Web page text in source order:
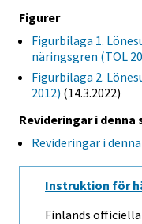
Figurer
Figurbilaga 1.
näringsgren (TOL
Figurbilaga 2.
2012) (14.3.2022)
Revideringar i
Revideringar i
Instruktion för
Finlands